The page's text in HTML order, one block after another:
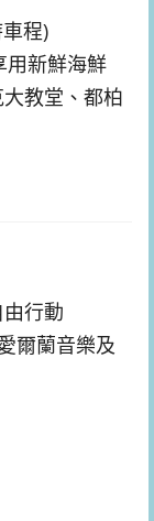
程)
新鮮海鮮
教堂、都柏
行動
爾蘭音樂及